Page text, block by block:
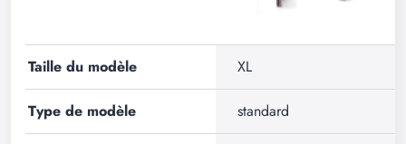
Taille du modèle XL
Type de modèle standard